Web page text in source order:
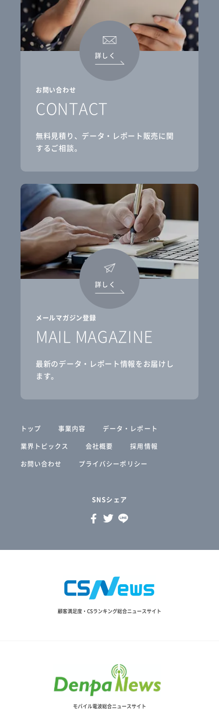
お問い合わせ
CONTACT
無料見積り、データ・レポート販売に関
するご相談。
詳しく
メールマガジン登録
MAIL MAGAZINE
最新のデータ・レポート情報をお届けし
ます。
詳しく
トップ 事業内容
データ・レポート
業界トピックス
会社概要
採用情報
お問い合わせ
プライバシーポリシー
SNSシェア
顧客満足度・CSランキング総合ニュースサイト
モバイル電波総合ニュースサイト